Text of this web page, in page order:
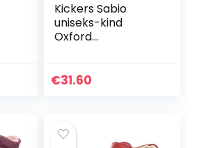
Kickers Sabio
uniseks-kind
Oxford
€31.60